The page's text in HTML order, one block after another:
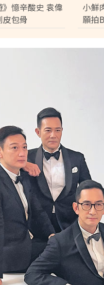
憶辛酸史 袁偉
皮包骨
小鮮
願拍